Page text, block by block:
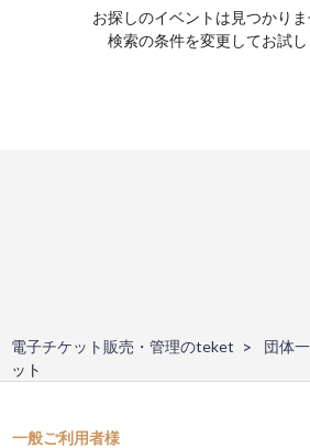
お探しのイベントは見つかりま
検索の条件を変更してお試し
電子チケット販売・管理のteket 団体
ット
一般ご利用者様